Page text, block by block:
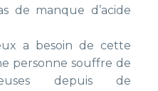
de manque d’acide
a besoin de cette
personne souffre de
depuis de